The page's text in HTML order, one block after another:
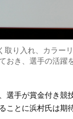
取り入れ、カラー
おき、選手の活躍
選手が賞金付き競
ことに浜村氏は期